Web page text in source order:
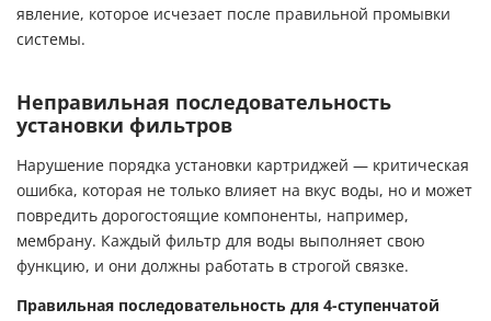
явление, которое исчезает после правильной промывки
системы.
Неправильная последовательность
установки фильтров
Нарушение порядка установки картриджей — критическая
ошибка, которая не только влияет на вкус воды, но и может
повредить дорогостоящие компоненты, например,
мембрану. Каждый фильтр для воды выполняет свою
функцию, и они должны работать в строгой связке.
Правильная последовательность для 4-ступенчатой